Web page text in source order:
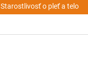
Starostlivosť o pleť a telo